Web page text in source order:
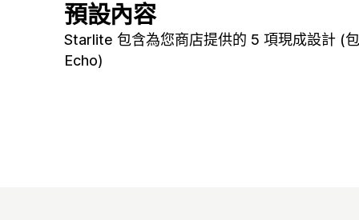
預設內容
Starlite 包含為您商店提供的 5 項現成設計 (
Echo)